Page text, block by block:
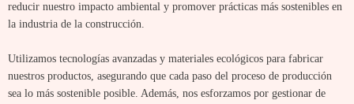
reducir nuestro impacto ambiental y promover prácticas más sostenibles en
la industria de la construcción.
Utilizamos tecnologías avanzadas y materiales ecológicos para fabricar
nuestros productos, asegurando que cada paso del proceso de producción
sea lo más sostenible posible. Además, nos esforzamos por gestionar de